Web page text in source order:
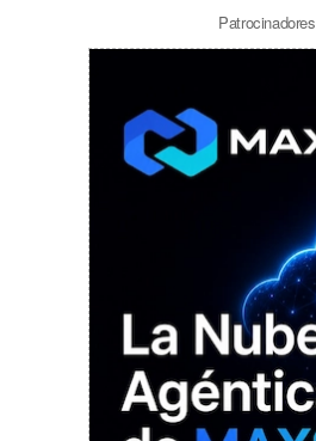
Patrocinadores